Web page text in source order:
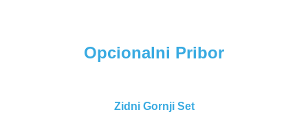
Opcionalni Pribor
Zidni Gornji Set